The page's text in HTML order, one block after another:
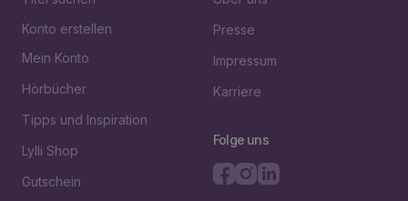
Konto erstellen
Mein Konto
Hörbücher
Tipps und Inspiration
Lylli Shop
Gutschein
Presse
Impressum
Karriere
Folge uns